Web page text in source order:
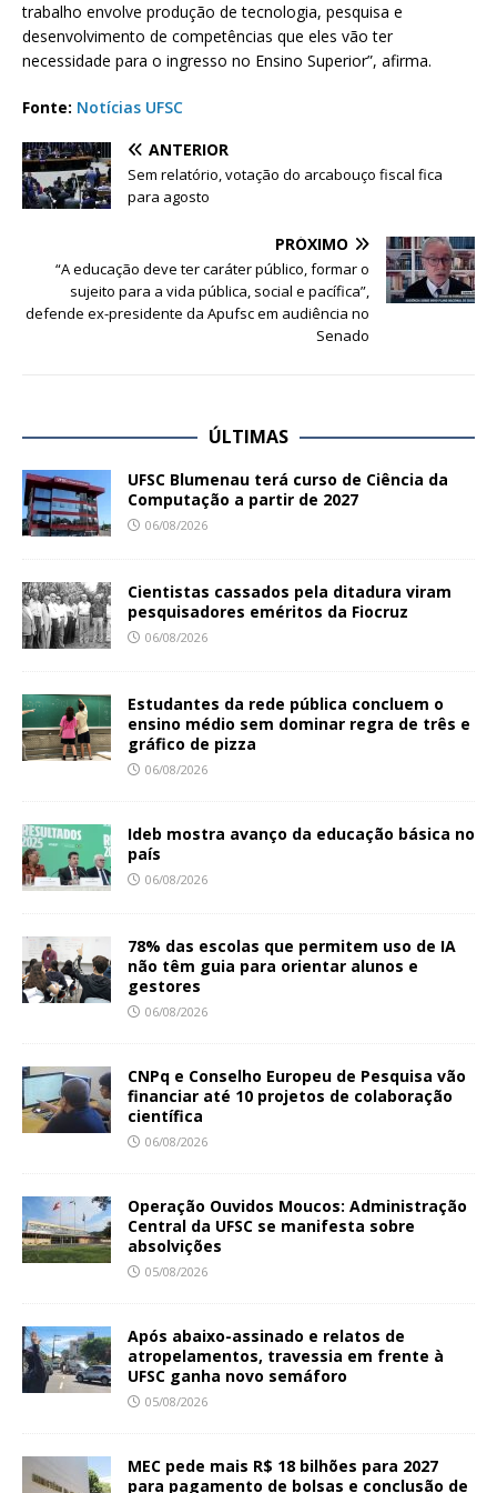
trabalho envolve produção de tecnologia, pesquisa e
desenvolvimento de competências que eles vão ter
necessidade para o ingresso no Ensino Superior”, afirma.
Fonte: Notícias UFSC
ANTERIOR
Sem relatório, votação do arcabouço fiscal fica
para agosto
PRÓXIMO
“A educação deve ter caráter público, formar o
sujeito para a vida pública, social e pacífica”,
defende ex-presidente da Apufsc em audiência no
Senado
ÚLTIMAS
UFSC Blumenau terá curso de Ciência da
Computação a partir de 2027
06/08/2026
Cientistas cassados pela ditadura viram
pesquisadores eméritos da Fiocruz
06/08/2026
Estudantes da rede pública concluem o
ensino médio sem dominar regra de três e
gráfico de pizza
06/08/2026
Ideb mostra avanço da educação básica no
país
06/08/2026
78% das escolas que permitem uso de IA
não têm guia para orientar alunos e
gestores
06/08/2026
CNPq e Conselho Europeu de Pesquisa vão
financiar até 10 projetos de colaboração
científica
06/08/2026
Operação Ouvidos Moucos: Administração
Central da UFSC se manifesta sobre
absolvições
05/08/2026
Após abaixo-assinado e relatos de
atropelamentos, travessia em frente à
UFSC ganha novo semáforo
05/08/2026
MEC pede mais R$ 18 bilhões para 2027
para pagamento de bolsas e conclusão de